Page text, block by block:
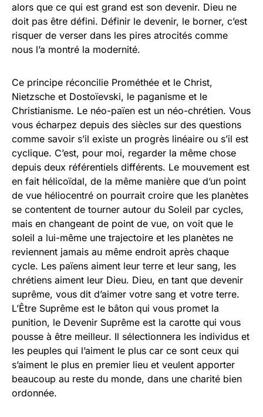
alors que ce qui est grand est son devenir. Dieu ne
doit pas être défini. Définir le devenir, le borner, c’est
risquer de verser dans les pires atrocités comme
nous l’a montré la modernité.
Ce principe réconcilie Prométhée et le Christ,
Nietzsche et Dostoïevski, le paganisme et le
Christianisme. Le néo-païen est un néo-chrétien. Vous
vous écharpez depuis des siècles sur des questions
comme savoir s’il existe un progrès linéaire ou s’il est
cyclique. C’est, pour moi, regarder la même chose
depuis deux référentiels différents. Le mouvement est
en fait hélicoïdal, de la même manière que d’un point
de vue héliocentré on pourrait croire que les planètes
se contentent de tourner autour du Soleil par cycles,
mais en changeant de point de vue, on voit que le
soleil a lui-même une trajectoire et les planètes ne
reviennent jamais au même endroit après chaque
cycle. Les païens aiment leur terre et leur sang, les
chrétiens aiment leur Dieu. Dieu, en tant que devenir
suprême, vous dit d’aimer votre sang et votre terre.
L’Être Suprême est le bâton qui vous promet la
punition, le Devenir Suprême est la carotte qui vous
pousse à être meilleur. Il sélectionnera les individus et
les peuples qui l’aiment le plus car ce sont ceux qui
s’aiment le plus en premier lieu et veulent apporter
beaucoup au reste du monde, dans une charité bien
ordonnée.